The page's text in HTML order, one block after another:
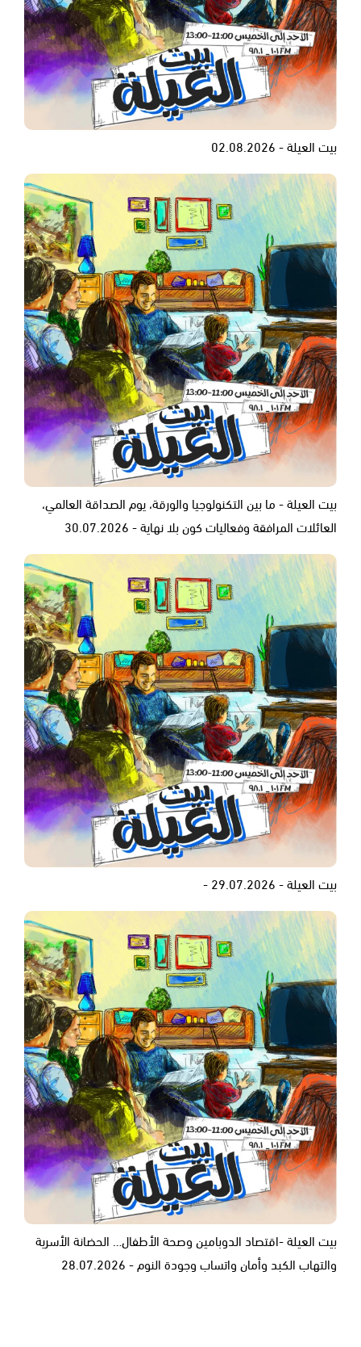
بيت العيلة - 02.08.2026
بيت العيلة - ما بين التكنولوجيا والورقة، يوم الصداقة العالمي،
العائلات المرافقة وفعاليات كون بلا نهاية - 30.07.2026
بيت العيلة - 29.07.2026 -
بيت العيلة -اقتصاد الدوبامين وصحة الأطفال… الحضانة الأسرية
والتهاب الكبد وأمان واتساب وجودة النوم - 28.07.2026